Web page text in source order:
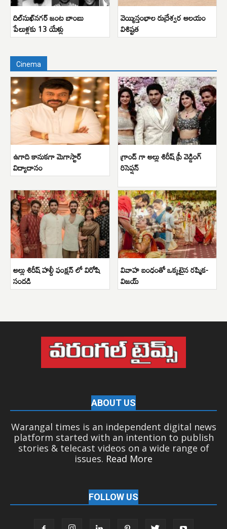
దిల్‌సుఖ్‌నగర్ జంట బాంబు
పేలుళ్లకు 13 యేళ్లు
వెయ్యిస్తంభాల రుద్రేశ్వర ఆలయం
విశిష్టత
Cinema
ఉగాది కానుకగా మెగాస్టార్
విద్యాదానం
గ్రాండ్ గా అల్లు శిరీష్ ప్రీ వెడ్డింగ్
రిసెప్షన్
అల్లు శిరీష్ హల్దీ ఫంక్షన్ లో విరోషి
సందడి
వివాహ బంధంతో ఒక్కటైన రష్మిక-
విజయ్
ABOUT US
Warangal times is an independent digital news
platform started with an intention to publish
stories & telecast videos on a wide range of
issues. Read More
FOLLOW US